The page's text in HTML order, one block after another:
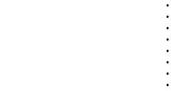
•
•
•
•
•
•
•
•